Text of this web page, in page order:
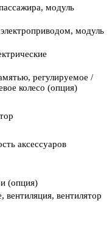
модуль
модуль
регулируемое /
колесо (опция)
аксессуаров
(опция)
вентиляция, вентилятор